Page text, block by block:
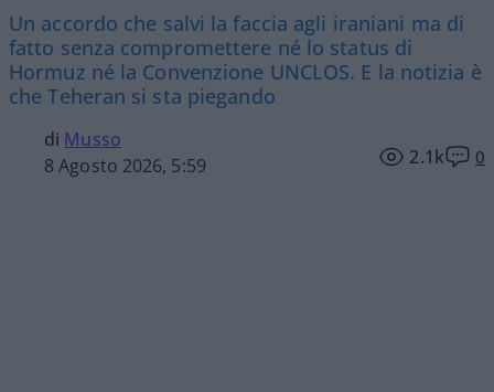
Un accordo che salvi la faccia agli iraniani ma di
fatto senza compromettere né lo status di
Hormuz né la Convenzione UNCLOS. E la notizia è
che Teheran si sta piegando
di Musso
8 Agosto 2026, 5:59
2.1k 0